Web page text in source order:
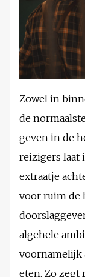
Zowel in
de
geven in de
reizigers laat
extraatje
voor ruim de
algehele
voornamelijk
eten. Zo zegt